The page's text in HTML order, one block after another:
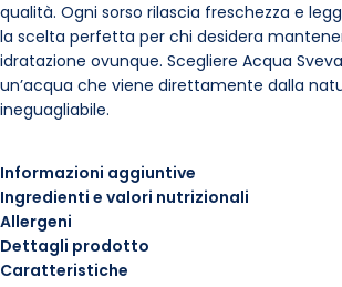
qualità. Ogni sorso rilascia freschezza e
la scelta perfetta per chi desidera
idratazione ovunque. Scegliere Acqua
un’acqua che viene direttamente dalla
ineguagliabile.
Informazioni aggiuntive
Ingredienti e valori nutrizionali
Allergeni
Dettagli prodotto
Caratteristiche